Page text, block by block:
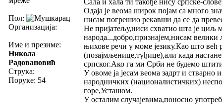
Пол:
Организација:
Име и презиме:
Никола
Радовановић
Струка:
Поруке: 54
Одаја је веома широк појам са много
нисам погрешио рекавши да се да
Не пријатељу,ниси схватио шта је циљ
народа...добро,признајем,нисам
њихове речи у моме језику.Као што већ
(позајмљенице,туђице),али када
српског.Ако га ми Срби не будемо
У овоме ја јесам веома задрт и
народничких (националистичких)
горе,Усташом.
У осталим случајевима,поносно